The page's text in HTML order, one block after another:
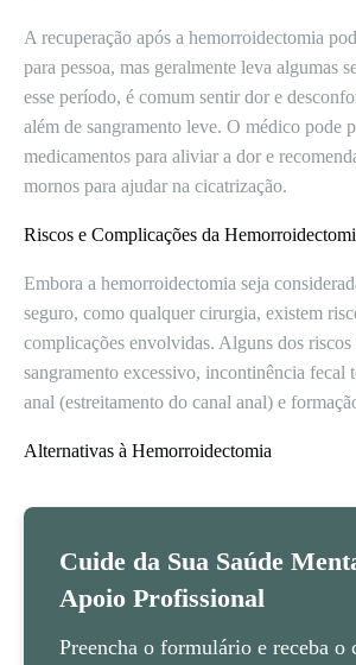
A recuperação após a hemorroidectomia
para pessoa, mas geralmente leva algumas
esse período, é comum sentir dor e
além de sangramento leve. O médico pode
medicamentos para aliviar a dor e
mornos para ajudar na cicatrização.
Riscos e Complicações da
Embora a hemorroidectomia seja
seguro, como qualquer cirurgia, existem
complicações envolvidas. Alguns dos
sangramento excessivo, incontinência fecal
anal (estreitamento do canal anal) e
Alternativas à Hemorroidectomia
Cuide da Sua Saúde
Apoio Profissional
Preencha o formulário e receba o